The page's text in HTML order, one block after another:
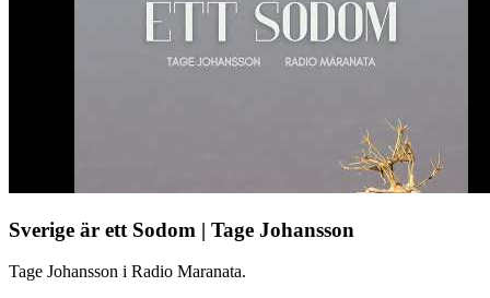
Sverige är ett Sodom | Tage Johansson
Tage Johansson i Radio Maranata.